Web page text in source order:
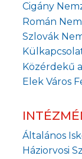
Cigány
Román
Szlovák
Közérdekű
Elek Város
Általános
Háziorvosi